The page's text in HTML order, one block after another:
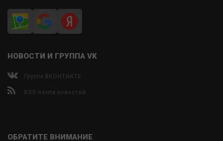
НОВОСТИ И ГРУППА VK
Группа ВКОНТАКТЕ
RSS-лента новостей
ОБРАТИТЕ ВНИМАНИЕ